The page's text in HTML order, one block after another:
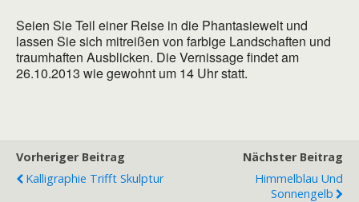
Seien Sie Teil einer Reise in die Phantasiewelt und
lassen Sie sich mitreißen von farbige Landschaften und
traumhaften Ausblicken. Die Vernissage findet am
26.10.2013 wie gewohnt um 14 Uhr statt.
Vorheriger Beitrag
Kalligraphie Trifft Skulptur
Nächster Beitrag
Himmelblau Und
Sonnengelb